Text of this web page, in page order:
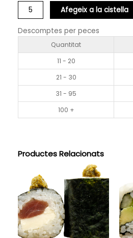
quantitat
de
Caribbean
Roll
Afegeix a la cistella
Descomptes per peces
Quantitat
11 - 20
21 - 30
31 - 95
100 +
Productes Relacionats